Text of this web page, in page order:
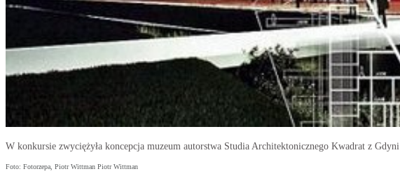
W konkursie zwyciężyła koncepcja muzeum autorstwa Studia Architektonicznego Kwadrat z Gdyni
Foto: Fotorzepa, Piotr Wittman Piotr Wittman